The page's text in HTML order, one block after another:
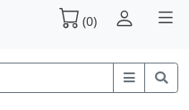
(0)